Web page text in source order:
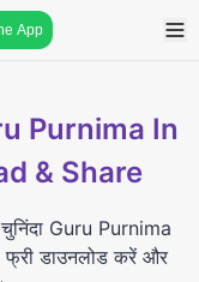
App
Purnima In
& Share
Guru Purnima
डाउनलोड करें और